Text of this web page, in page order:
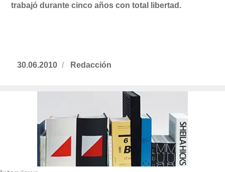
trabajó durante cinco años con total libertad.
Publicado
30.06.2010 https://www.experimenta.es/author/
Redacción